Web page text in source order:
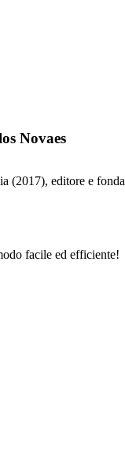
Novaes
(2017), editore e
facile ed efficiente!